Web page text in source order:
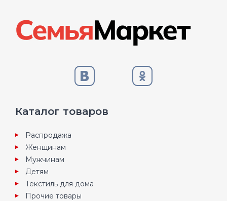
Каталог товаров
Распродажа
Женщинам
Мужчинам
Детям
Текстиль для дома
Прочие товары